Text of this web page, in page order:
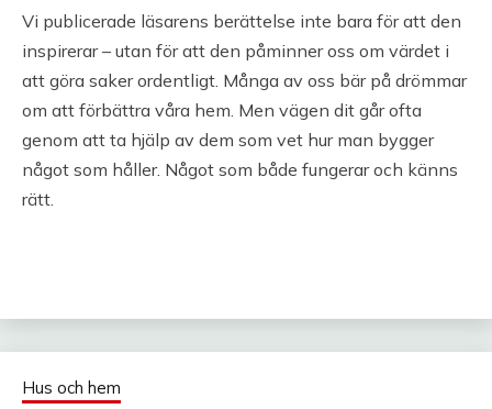
Vi publicerade läsarens berättelse inte bara för att den
inspirerar – utan för att den påminner oss om värdet i
att göra saker ordentligt. Många av oss bär på drömmar
om att förbättra våra hem. Men vägen dit går ofta
genom att ta hjälp av dem som vet hur man bygger
något som håller. Något som både fungerar och känns
rätt.
Hus och hem